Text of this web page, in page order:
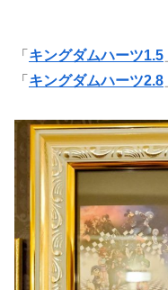
「 キングダムハーツ1.5
「 キングダムハーツ2.8